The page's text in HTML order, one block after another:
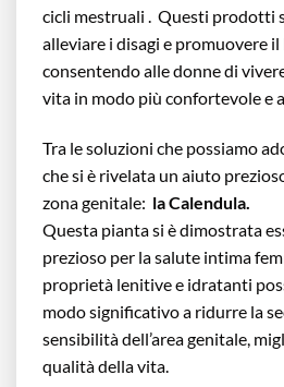
cicli mestruali . Questi prodotti
alleviare i disagi e promuovere il
consentendo alle donne di
vita in modo più confortevole e
Tra le soluzioni che possiamo
che si è rivelata un aiuto
zona genitale: la Calendula.
Questa pianta si è dimostrata
prezioso per la salute intima
proprietà lenitive e idratanti
modo significativo a ridurre la
sensibilità dell’area genitale,
qualità della vita.